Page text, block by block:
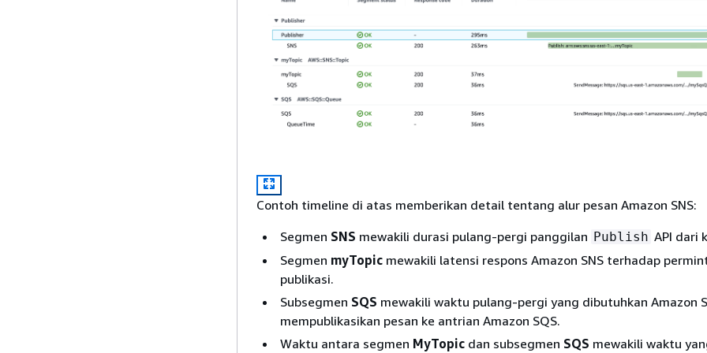
Contoh timeline di atas memberikan detail tentang alur pesan Amazon SNS:
Segmen SNS mewakili durasi pulang-pergi panggilan Publish API dari
Segmen myTopic mewakili latensi respons Amazon SNS terhadap
publikasi.
Subsegmen SQS mewakili waktu pulang-pergi yang dibutuhkan Amazon
mempublikasikan pesan ke antrian Amazon SQS.
Waktu antara segmen MyTopic dan subsegmen SQS mewakili waktu